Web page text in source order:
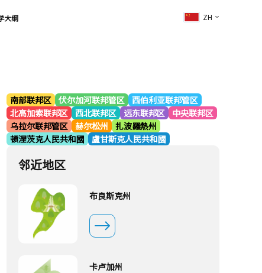
大纲 ZH
南部联邦区 伏尔加河联邦管区 西伯利亚联邦管区
北高加索联邦区 西北联邦区 远东联邦区
中央联邦区
乌拉尔联邦管区
赫尔松州
扎波羅熱州
頓涅茨克人民共和國
盧甘斯克人民共和國
邻近地区
布良斯克州
卡卢加州